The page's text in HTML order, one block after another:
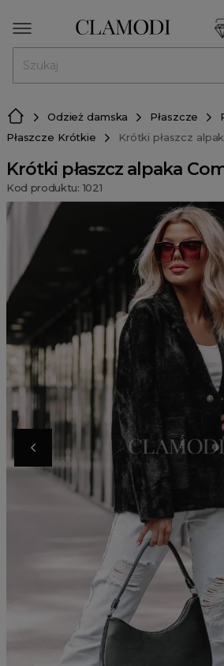
Odzież damska Płaszcze
Płaszcze Krótkie
Krótki płaszcz
Krótki płaszcz alpaka
Kod produktu: 1021